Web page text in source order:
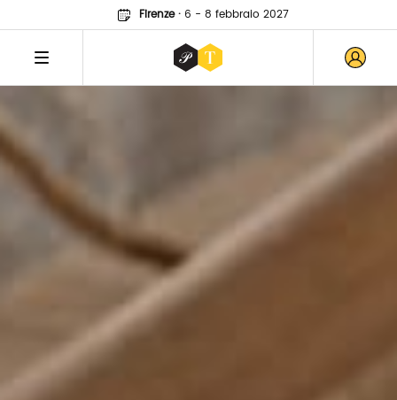
Firenze· 6 - 8 febbraio 2027